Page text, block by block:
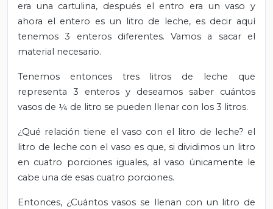
era una cartulina, después el entro era un vaso y
ahora el entero es un litro de leche, es decir aquí
tenemos 3 enteros diferentes. Vamos a sacar el
material necesario.
Tenemos entonces tres litros de leche que
representa 3 enteros y deseamos saber cuántos
vasos de ¼ de litro se pueden llenar con los 3 litros.
¿Qué relación tiene el vaso con el litro de leche? el
litro de leche con el vaso es que, si dividimos un litro
en cuatro porciones iguales, al vaso únicamente le
cabe una de esas cuatro porciones.
Entonces, ¿Cuántos vasos se llenan con un litro de